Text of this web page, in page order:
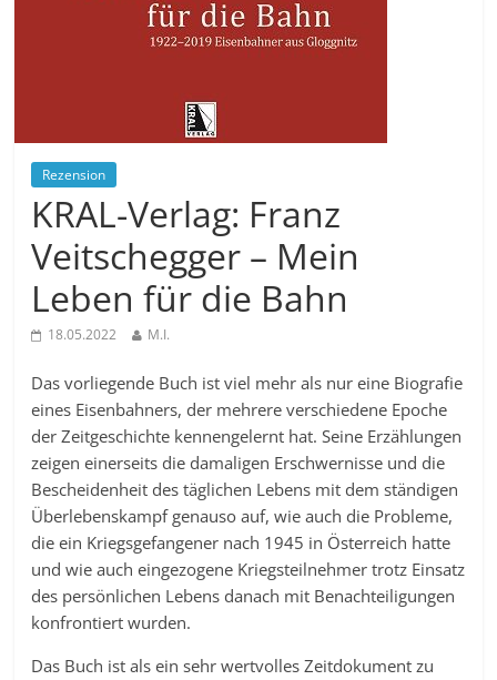
Rezension
KRAL-Verlag: Franz
Veitschegger – Mein
Leben für die Bahn
18.05.2022 M.I.
Das vorliegende Buch ist viel mehr als nur eine Biografie
eines Eisenbahners, der mehrere verschiedene Epoche
der Zeitgeschichte kennengelernt hat. Seine Erzählungen
zeigen einerseits die damaligen Erschwernisse und die
Bescheidenheit des täglichen Lebens mit dem ständigen
Überlebenskampf genauso auf, wie auch die Probleme,
die ein Kriegsgefangener nach 1945 in Österreich hatte
und wie auch eingezogene Kriegsteilnehmer trotz Einsatz
des persönlichen Lebens danach mit Benachteiligungen
konfrontiert wurden.
Das Buch ist als ein sehr wertvolles Zeitdokument zu